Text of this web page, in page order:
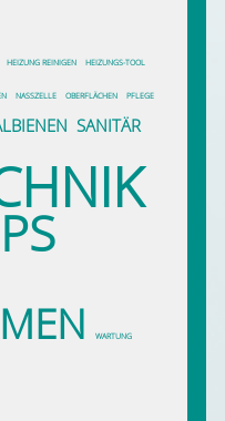
HEIZUNG REINIGEN HEIZUNGS-TOOL
NASSZELLE OBERFLÄCHEN PFLEGE
SANITÄR
WARTUNG